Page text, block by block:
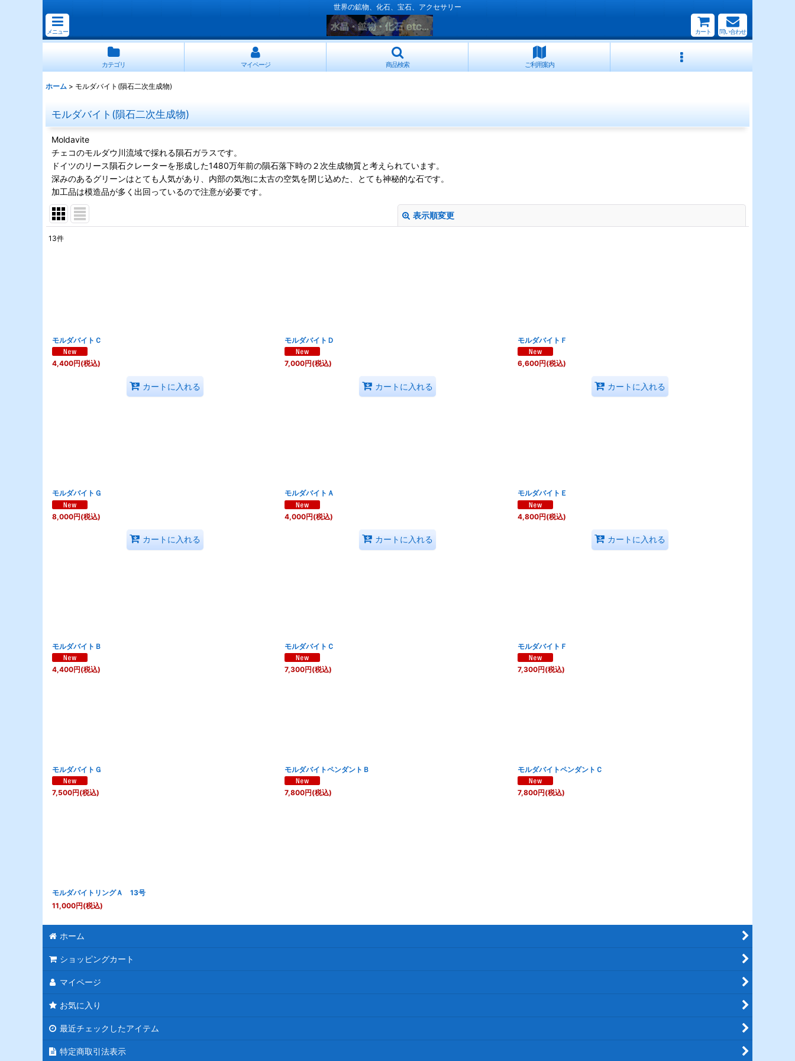
世界の鉱物、化石、宝石、アクセサリー
メニュー カート 問い合わせ
カテゴリ マイページ 商品検索 ご利用案内
ホーム > モルダバイト(隕石二次生成物)
モルダバイト(隕石二次生成物)
Moldavite
チェコのモルダウ川流域で採れる隕石ガラスです。
ドイツのリース隕石クレーターを形成した1480万年前の隕石落下時の２次生成物質と考えられています。
深みのあるグリーンはとても人気があり、内部の気泡に太古の空気を閉じ込めた、とても神秘的な石です。
加工品は模造品が多く出回っているので注意が必要です。
表示順変更
13件
モルダバイトＣ
4,400円(税込)
カートに入れる
モルダバイトＤ
7,000円(税込)
カートに入れる
モルダバイトＦ
6,600円(税込)
カートに入れる
モルダバイトＧ
8,000円(税込)
カートに入れる
モルダバイトＡ
4,000円(税込)
カートに入れる
モルダバイトＥ
4,800円(税込)
カートに入れる
モルダバイトＢ
4,400円(税込)
モルダバイトＣ
7,300円(税込)
モルダバイトＦ
7,300円(税込)
モルダバイトＧ
7,500円(税込)
モルダバイトペンダントＢ
7,800円(税込)
モルダバイトペンダントＣ
7,800円(税込)
モルダバイトリングＡ 13号
11,000円(税込)
ホーム
ショッピングカート
マイページ
お気に入り
最近チェックしたアイテム
特定商取引法表示